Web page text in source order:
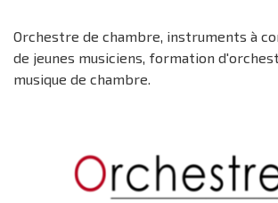
Orchestre de chambre, instruments à
de jeunes musiciens, formation
musique de chambre.